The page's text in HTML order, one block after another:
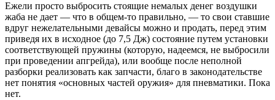
Ежели просто выбросить стоящие немалых денег воздушки
жаба не дает — что в общем-то правильно, — то свои ставшие
вдруг нежелательными девайсы можно и продать, перед этим
приведя их в исходное (до 7,5 Дж) состояние путем установки
соответствующей пружины (которую, надеемся, не выбросили
при проведении апгрейда), или вообще после неполной
разборки реализовать как запчасти, благо в законодательстве
нет понятия «основных частей оружия» для пневматики. Пока
нет.